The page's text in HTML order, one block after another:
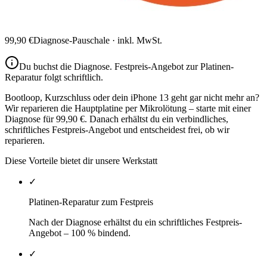
99,90 €Diagnose-Pauschale · inkl. MwSt.
Du buchst die Diagnose. Festpreis-Angebot zur Platinen-
Reparaturfolgt schriftlich.
Bootloop, Kurzschluss oder dein iPhone 13 geht gar nicht mehr an?
Wir reparieren die Hauptplatine per Mikrolötung – starte mit einer
Diagnose für 99,90 €. Danach erhältst du ein verbindliches,
schriftliches Festpreis-Angebot und entscheidest frei, ob wir
reparieren.
Diese Vorteile bietet dir unsere Werkstatt
✓
Platinen-Reparatur zum Festpreis
Nach der Diagnose erhältst du ein schriftliches Festpreis-
Angebot – 100 % bindend.
✓